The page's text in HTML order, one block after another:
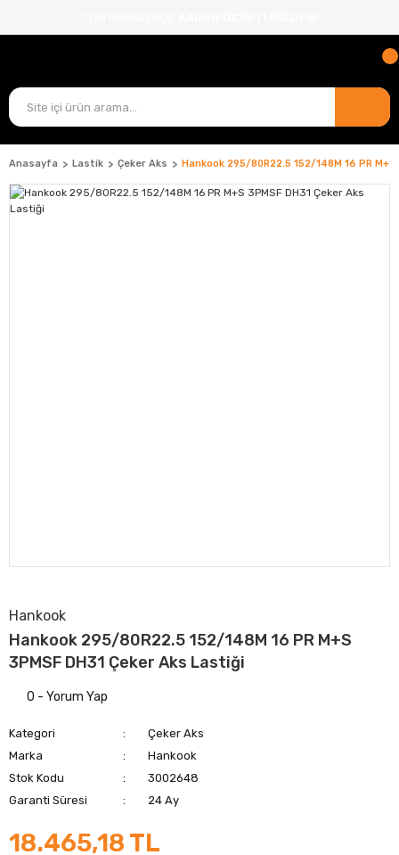
Anasayfa Lastik Çeker Aks Hankook 295/80R22.5 152/148M 16 PR
Hankook
Hankook 295/80R22.5 152/148M 16 PR M+S
3PMSF DH31 Çeker Aks Lastiği
0 - Yorum Yap
Kategori
Çeker Aks
Marka
Hankook
Stok Kodu
3002648
Garanti Süresi
24 Ay
18.465,18 TL